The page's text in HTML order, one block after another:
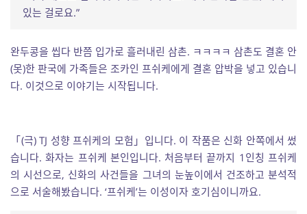
있는 걸로요.”
완두콩을 씹다 반쯤 입가로 흘러내린 삼촌. ㅋㅋㅋㅋ 삼촌도 결혼 안
(못)한 판국에 가족들은 조카인 프쉬케에게 결혼 압박을 넣고 있습니
다. 이것으로 이야기는 시작됩니다.
「(극) TJ 성향 프쉬케의 모험」입니다. 이 작품은 신화 안쪽에서 썼
습니다. 화자는 프쉬케 본인입니다. 처음부터 끝까지 1인칭 프쉬케
의 시선으로, 신화의 사건들을 그녀의 눈높이에서 건조하고 분석적
으로 서술해봤습니다. ‘프쉬케’는 이성이자 호기심이니까요.